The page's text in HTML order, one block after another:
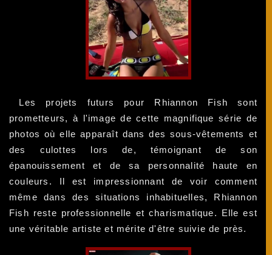
Les projets futurs pour Rhiannon Fish sont
prometteurs, à l'image de cette magnifique série de
photos où elle apparaît dans des sous-vêtements et
des culottes lors de, témoignant de son
épanouissement et de sa personnalité haute en
couleurs. Il est impressionnant de voir comment
même dans des situations inhabituelles, Rhiannon
Fish reste professionnelle et charismatique. Elle est
une véritable artiste et mérite d'être suivie de près.